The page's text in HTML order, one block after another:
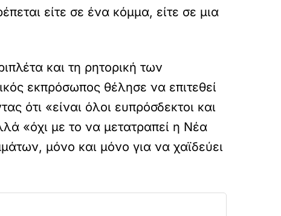
είτε σε ένα κόμμα, είτε σε μια
και τη ρητορική των
εκπρόσωπος θέλησε να επιτεθεί
ότι «είναι όλοι ευπρόσδεκτοι και
«όχι με το να μετατραπεί η Νέα
μόνο και μόνο για να χαϊδεύει